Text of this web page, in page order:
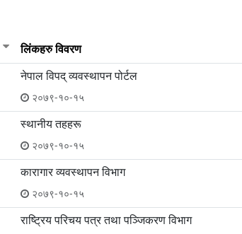
लिंकहरु विवरण
नेपाल विपद् व्यवस्थापन पोर्टल
२०७९-१०-१५
स्थानीय तहहरू
२०७९-१०-१५
कारागार व्यवस्थापन विभाग
२०७९-१०-१५
राष्ट्रिय परिचय पत्र तथा पञ्जिकरण विभाग